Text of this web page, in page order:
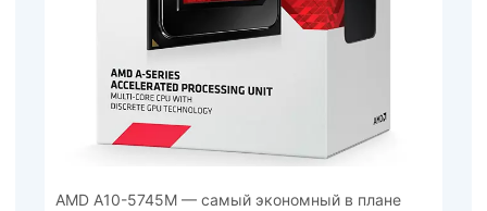
AMD A10-5745M — самый экономный в плане